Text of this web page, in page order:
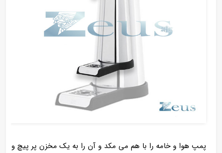
پمپ هوا و خامه را با هم می مکد و آن را به یک مخزن پر پیچ و